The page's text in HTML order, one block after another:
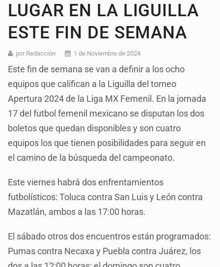
LUGAR EN LA LIGUILLA
ESTE FIN DE SEMANA
por Redacción 1 de Noviembre de 2024
Este fin de semana se van a definir a los ocho
equipos que califican a la Liguilla del torneo
Apertura 2024 de la Liga MX Femenil. En la jornada
17 del futbol femenil mexicano se disputan los dos
boletos que quedan disponibles y son cuatro
equipos los que tienen posibilidades para seguir en
el camino de la búsqueda del campeonato.
Este viernes habrá dos enfrentamientos
futbolísticos: Toluca contra San Luis y León contra
Mazatlán, ambos a las 17:00 horas.
El sábado otros dos encuentros están programados:
Pumas contra Necaxa y Puebla contra Juárez, los